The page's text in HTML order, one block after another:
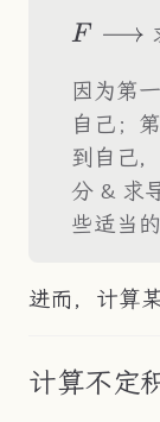
F ⟶
因为第
自己；
到自己
分 & 求
些适当
进而，计算
计算不定